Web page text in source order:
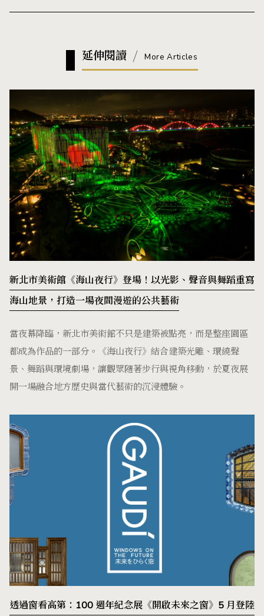
延伸閱讀 More Articles
新北市美術館《海山夜行》登場！以光影、聲音與舞蹈重寫
海山地景，打造一場夜間漫遊的公共藝術
當夜幕降臨，新北市美術館不只是建築被點亮，而是整座園區
都成為作品的一部分。《海山夜行》結合建築光雕、環繞聲
景、舞蹈與環境劇場，讓觀眾隨著步行與視角移動，於夏夜展
開一場融合地方歷史與當代藝術的沉浸體驗。
透過窗看高第：100 週年紀念展《開啟未來之窗》5 月登陸